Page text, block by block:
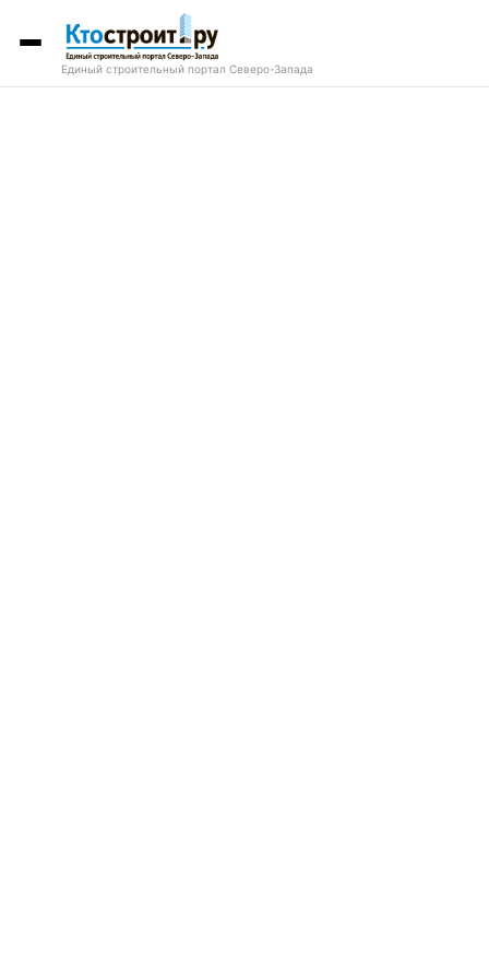
Единый строительный портал Северо-Запада